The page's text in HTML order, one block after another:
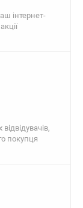
інтернет-
покупця